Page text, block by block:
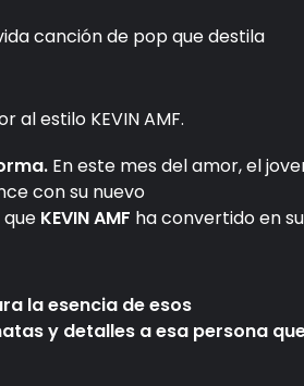
canción de pop que destila
al estilo KEVIN AMF.
En este mes del amor, el
con su nuevo
KEVIN AMF ha convertido en su
la esencia de esos
y detalles a esa persona